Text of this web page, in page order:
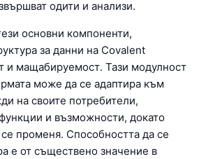
одити и анализи.
основни компоненти,
за данни на Covalent
и мащабируемост. Тази модулност
може да се адаптира към
на своите потребители,
и възможности, докато
променя. Способността да се
е от съществено значение в